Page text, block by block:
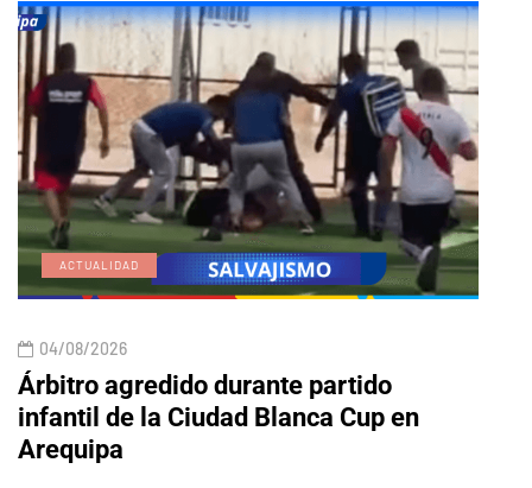
ACTUALIDAD
04/08/2026
Árbitro agredido durante partido
infantil de la Ciudad Blanca Cup en
Arequipa